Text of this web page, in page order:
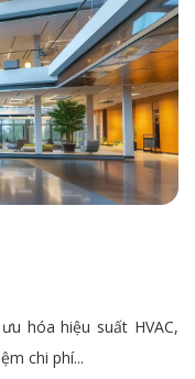
hóa hiệu suất HVAC,
chi phí...